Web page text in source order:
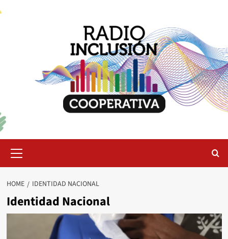
Menu
HOME IDENTIDAD NACIONAL
Identidad Nacional